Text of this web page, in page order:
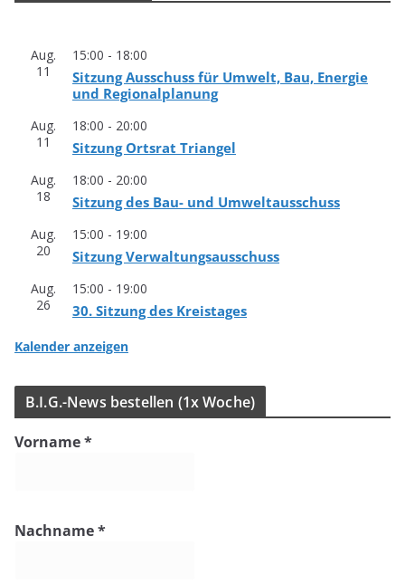
Aug.
11
15:00 - 18:00
Sit­zung Aus­schuss für Umwelt, Bau, Ener­gie
und Regionalplanung
Aug.
11
18:00 - 20:00
Sit­zung Orts­rat Triangel
Aug.
18
18:00 - 20:00
Sit­zung des Bau- und Umweltausschuss
Aug.
20
15:00 - 19:00
Sit­zung Verwaltungsausschuss
Aug.
26
15:00 - 19:00
30. Sit­zung des Kreistages
Kalender anzeigen
B.I.G.-News bestel­len (1x Woche)
Vorname*
Nachname*